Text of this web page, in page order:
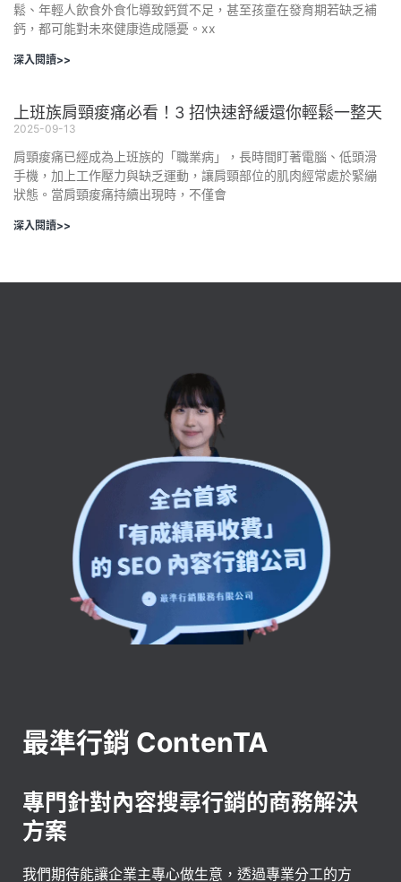
鬆、年輕人飲食外食化導致鈣質不足，甚至孩童在發育期若缺乏補
鈣，都可能對未來健康造成隱憂。xx
深入閱讀>>
上班族肩頸痠痛必看！3 招快速舒緩還你輕鬆一整天
2025-09-13
肩頸痠痛已經成為上班族的「職業病」，長時間盯著電腦、低頭滑
手機，加上工作壓力與缺乏運動，讓肩頸部位的肌肉經常處於緊繃
狀態。當肩頸痠痛持續出現時，不僅會
深入閱讀>>
最準行銷 ContenTA
專門針對內容搜尋行銷的商務解決
方案
我們期待能讓企業主專心做生意，透過專業分工的方